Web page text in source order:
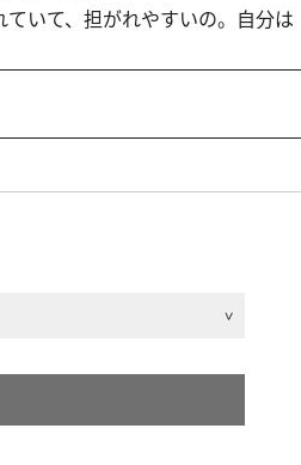
いて、担がれやすいの。自分は